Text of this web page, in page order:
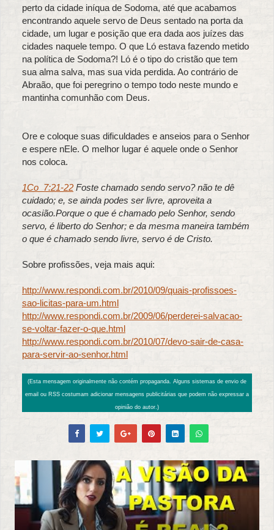
perto da cidade iníqua de Sodoma, até que acabamos
encontrando aquele servo de Deus sentado na porta da
cidade, um lugar e posição que era dada aos juízes das
cidades naquele tempo. O que Ló estava fazendo metido
na política de Sodoma?! Ló é o tipo do cristão que tem
sua alma salva, mas sua vida perdida. Ao contrário de
Abraão, que foi peregrino o tempo todo neste mundo e
mantinha comunhão com Deus.
Ore e coloque suas dificuldades e anseios para o Senhor
e espere nEle. O melhor lugar é aquele onde o Senhor
nos coloca.
1Co_7:21-22 Foste chamado sendo servo? não te dê
cuidado; e, se ainda podes ser livre, aproveita a
ocasião.Porque o que é chamado pelo Senhor, sendo
servo, é liberto do Senhor; e da mesma maneira também
o que é chamado sendo livre, servo é de Cristo.
Sobre profissões, veja mais aqui:
http://www.respondi.com.br/2010/09/quais-profissoes-
sao-licitas-para-um.html
http://www.respondi.com.br/2009/06/perderei-salvacao-
se-voltar-fazer-o-que.html
http://www.respondi.com.br/2010/07/devo-sair-de-casa-
para-servir-ao-senhor.html
(Esta mensagem originalmente não contém propaganda. Alguns sistemas de envio de
email ou RSS costumam adicionar mensagens publicitárias que podem não expressar a
opinião do autor.)